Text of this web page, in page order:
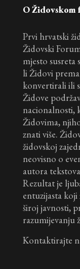
O Židovskom
Prvi hrvatski
Židovski
mjesto susreta
li Židovi
konvertirali ili
Židove
nacionalnosti,
Židovima,
znati više.
židovskoj
neovisno o
autora
Rezultat je
entuzijasta
široj javnosti,
razumijevanju
Kontaktirajte